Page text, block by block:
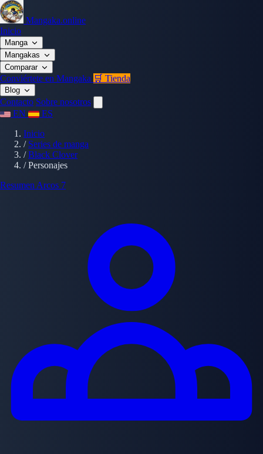
Mangaka.online
Inicio
Manga
Mangakas
Comparar
Conviértete en Mangaka 🛒 Tienda
Blog
Contacto Sobre nosotros
EN
ES
Inicio
/ Series de manga
/ Black Clover
/ Personajes
Resumen Arcos 7